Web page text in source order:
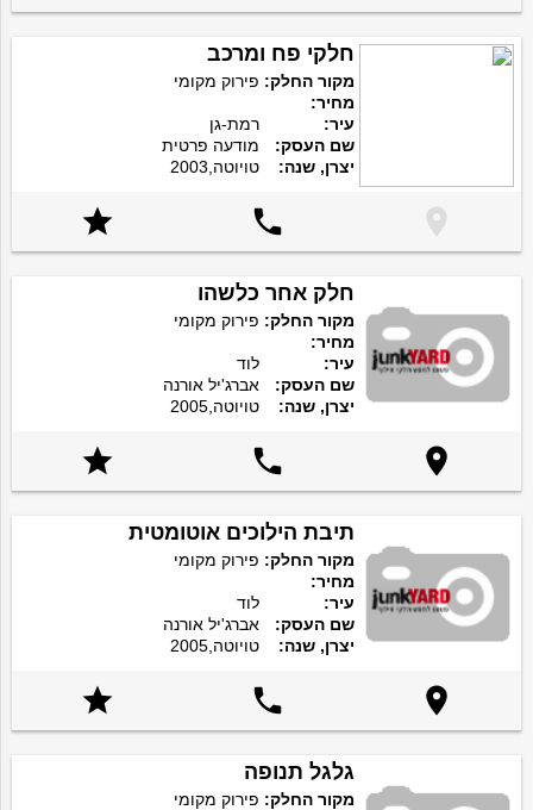
חלקי פח ומרכב
מקור החלק: פירוק מקומי
מחיר:
עיר:
רמת-גן
שם העסק:
מודעה פרטית
יצרן, שנה:
טויוטה,2003



חלק אחר כלשהו
מקור החלק: פירוק מקומי
מחיר:
עיר:
לוד
שם העסק:
אברג'יל אורנה
יצרן, שנה:
טויוטה,2005



תיבת הילוכים אוטומטית
מקור החלק: פירוק מקומי
מחיר:
עיר:
לוד
שם העסק:
אברג'יל אורנה
יצרן, שנה:
טויוטה,2005



גלגל תנופה
מקור החלק: פירוק מקומי